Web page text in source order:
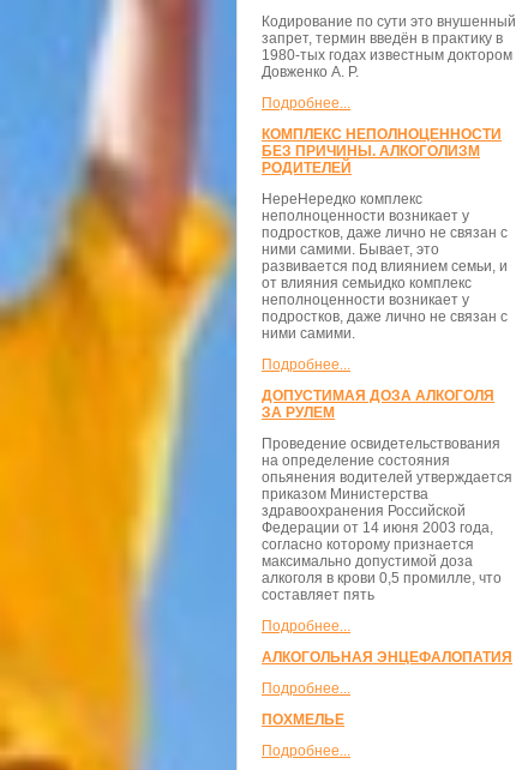
Кодирование по сути это внушенный
запрет, термин введён в практику в
1980-тых годах известным доктором
Довженко А. Р.
Подробнее...
КОМПЛЕКС НЕПОЛНОЦЕННОСТИ
БЕЗ ПРИЧИНЫ. АЛКОГОЛИЗМ
РОДИТЕЛЕЙ
НереНередко комплекс
неполноценности возникает у
подростков, даже лично не связан с
ними самими. Бывает, это
развивается под влиянием семьи, и
от влияния семьидко комплекс
неполноценности возникает у
подростков, даже лично не связан с
ними самими.
Подробнее...
ДОПУСТИМАЯ ДОЗА АЛКОГОЛЯ
ЗА РУЛЕМ
Проведение освидетельствования
на определение состояния
опьянения водителей утверждается
приказом Министерства
здравоохранения Российской
Федерации от 14 июня 2003 года,
согласно которому признается
максимально допустимой доза
алкоголя в крови 0,5 промилле, что
составляет пять
Подробнее...
АЛКОГОЛЬНАЯ ЭНЦЕФАЛОПАТИЯ
Подробнее...
ПОХМЕЛЬЕ
Подробнее...